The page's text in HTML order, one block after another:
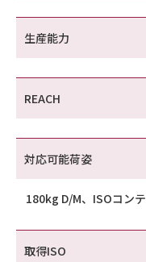
生産能力
REACH
対応可能荷姿
180kg D/M、ISOコン
取得ISO